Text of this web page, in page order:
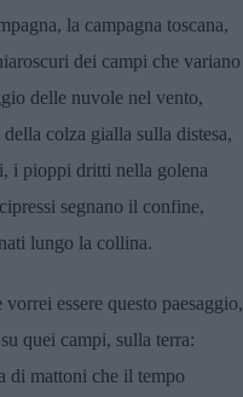
la campagna toscana,
dei campi che variano
delle nuvole nel vento,
colza gialla sulla distesa,
i pioppi dritti nella golena
segnano il confine,
lungo la collina.
vorrei essere questo paesaggio,
quei campi, sulla terra:
di mattoni che il tempo